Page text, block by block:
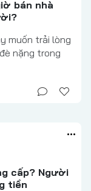
bán nhà
muốn trải lòng
nặng trong
cấp? Người
tiền